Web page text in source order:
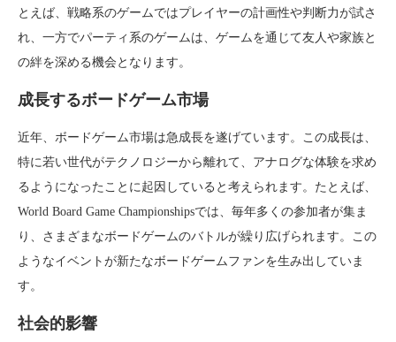
とえば、戦略系のゲームではプレイヤーの計画性や判断力が試さ
れ、一方でパーティ系のゲームは、ゲームを通じて友人や家族と
の絆を深める機会となります。
成長するボードゲーム市場
近年、ボードゲーム市場は急成長を遂げています。この成長は、
特に若い世代がテクノロジーから離れて、アナログな体験を求め
るようになったことに起因していると考えられます。たとえば、
World Board Game Championshipsでは、毎年多くの参加者が集ま
り、さまざまなボードゲームのバトルが繰り広げられます。この
ようなイベントが新たなボードゲームファンを生み出していま
す。
社会的影響